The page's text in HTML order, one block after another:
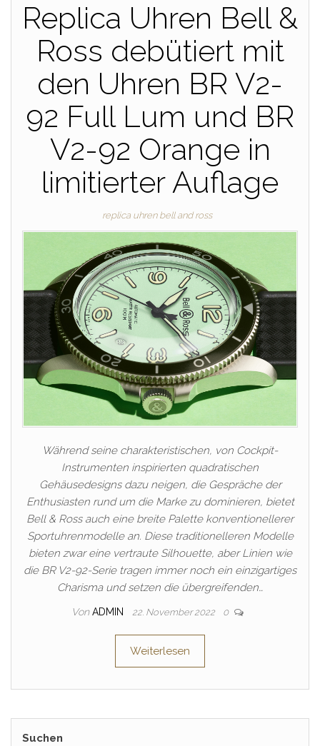
Replica Uhren Bell &
Ross debütiert mit
den Uhren BR V2-
92 Full Lum und BR
V2-92 Orange in
limitierter Auflage
replica uhren bell and ross
Während seine charakteristischen, von Cockpit-
Instrumenten inspirierten quadratischen
Gehäusedesigns dazu neigen, die Gespräche der
Enthusiasten rund um die Marke zu dominieren, bietet
Bell & Ross auch eine breite Palette konventionellerer
Sportuhrenmodelle an. Diese traditionelleren Modelle
bieten zwar eine vertraute Silhouette, aber Linien wie
die BR V2-92-Serie tragen immer noch ein einzigartiges
Charisma und setzen die übergreifenden…
Von ADMIN 22. November 2022 0
Weiterlesen
Suchen